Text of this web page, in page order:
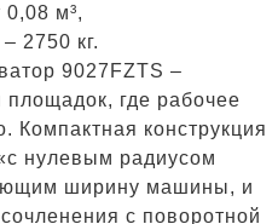
м³,
2750 кг.
9027FZTS –
где рабочее
Компактная конструкция
нулевым радиусом
ширину машины, и
с поворотной